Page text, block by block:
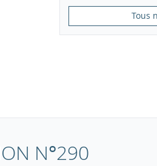
Tous
N°290